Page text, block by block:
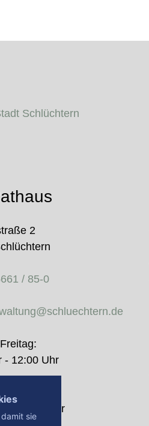
2
/ 85-0
- 12:00 Uhr
- 18:00 Uhr
sie